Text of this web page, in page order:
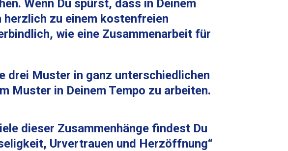
Wenn Du spürst, dass in Deinem
zu einem kostenfreien
wie eine Zusammenarbeit für
drei Muster in ganz unterschiedlichen
Muster in Deinem Tempo zu arbeiten.
dieser Zusammenhänge findest Du
Urvertrauen und Herzöffnung“